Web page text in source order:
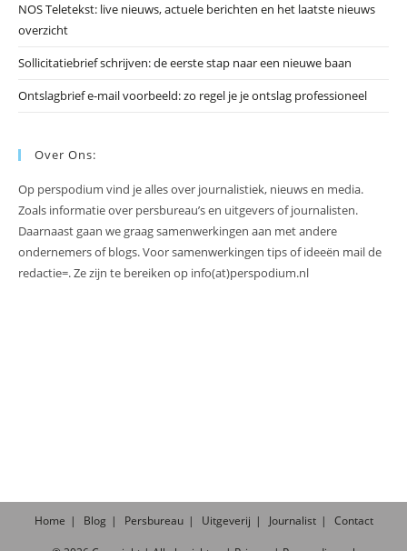
NOS Teletekst: live nieuws, actuele berichten en het laatste nieuws
overzicht
Sollicitatiebrief schrijven: de eerste stap naar een nieuwe baan
Ontslagbrief e-mail voorbeeld: zo regel je je ontslag professioneel
Over Ons:
Op perspodium vind je alles over journalistiek, nieuws en media.
Zoals informatie over persbureau’s en uitgevers of journalisten.
Daarnaast gaan we graag samenwerkingen aan met andere
ondernemers of blogs. Voor samenwerkingen tips of ideeën mail de
redactie=. Ze zijn te bereiken op info(at)perspodium.nl
Home Blog Persbureau Uitgeverij Journalist Contact